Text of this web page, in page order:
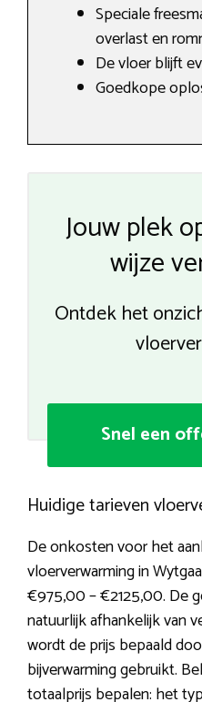
Speciale
overlast en
De vloer blijft
Goedkope
Jouw plek
wijze
Ontdek het
Snel een
Huidige tarieven
De onkosten voor het
vloerverwarming in
€975,00 – €2125,00. De
natuurlijk afhankelijk van
wordt de prijs bepaald
bijverwarming gebruikt.
totaalprijs bepalen: het